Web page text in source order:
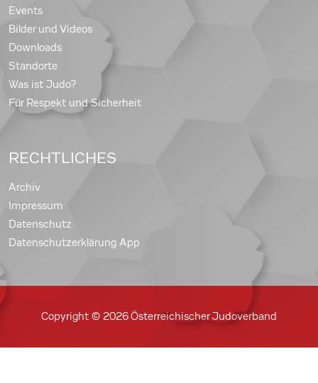
Events
Bilder und Videos
Downloads
Standorte
Was ist Judo?
Für Respekt und Sicherheit
RECHTLICHES
Archiv
Impressum
Datenschutz
Datenschutzerklärung App
Copyright © 2026 Österreichischer Judoverband